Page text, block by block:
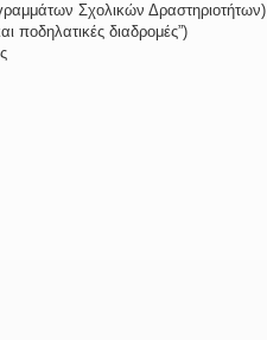
Σχολικών Δραστηριοτήτων)
ποδηλατικές διαδρομές”)